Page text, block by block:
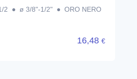
2 ● ø 3/8"-1/2" ● ORO NERO
16,48 €